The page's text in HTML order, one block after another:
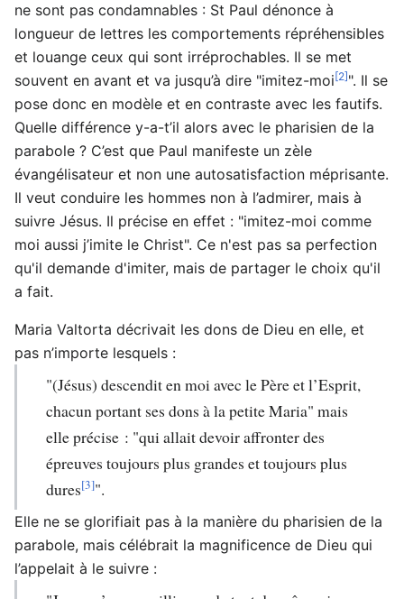
ne sont pas condamnables : St Paul dénonce à
longueur de lettres les comportements répréhensibles
et louange ceux qui sont irréprochables. Il se met
souvent en avant et va jusqu’à dire "imitez-moi[2]". Il se
pose donc en modèle et en contraste avec les fautifs.
Quelle différence y-a-t’il alors avec le pharisien de la
parabole ? C’est que Paul manifeste un zèle
évangélisateur et non une autosatisfaction méprisante.
Il veut conduire les hommes non à l’admirer, mais à
suivre Jésus. Il précise en effet : "imitez-moi comme
moi aussi j’imite le Christ". Ce n'est pas sa perfection
qu'il demande d'imiter, mais de partager le choix qu'il
a fait.
Maria Valtorta décrivait les dons de Dieu en elle, et
pas n’importe lesquels :
"(Jésus) descendit en moi avec le Père et l’Esprit,
chacun portant ses dons à la petite Maria" mais
elle précise : "qui allait devoir affronter des
épreuves toujours plus grandes et toujours plus
dures[3]".
Elle ne se glorifiait pas à la manière du pharisien de la
parabole, mais célébrait la magnificence de Dieu qui
l’appelait à le suivre :